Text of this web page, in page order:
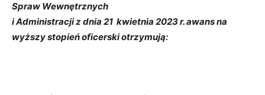
Spraw Wewnętrznych
i Administracji z dnia 21 kwietnia 2023 r. awans na
wyższy stopień oficerski otrzymują: